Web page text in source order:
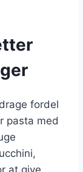
fordel
pasta med
at give